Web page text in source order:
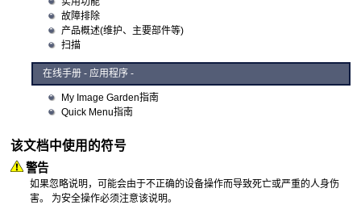
故障排除
产品概述(维护、主要部件等)
扫描
在线手册 - 应用程序 -
My Image Garden指南
Quick Menu指南
该文档中使用的符号
警告
如果忽略说明，可能会由于不正确的设备操作而导致死亡或严重的人身伤
害。
为安全操作必须注意该说明。